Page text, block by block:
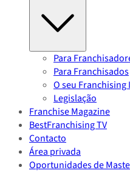
Para
Para Franchisados
O seu Franchising
Legislação
Franchise Magazine
BestFranchising TV
Contacto
Área privada
Oportunidades de